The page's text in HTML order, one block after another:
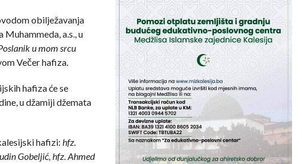
obilježavanja
a.s., u
u mom srcu
Večer hafiza.
hafiza će se
u džamiji džemata
hafizi: hfz.
Gobeljić, hfz. Ahmed